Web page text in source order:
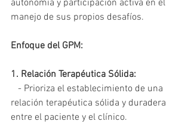
autonomía y participación activa en el
manejo de sus propios desafíos.
Enfoque del GPM:
1. Relación Terapéutica Sólida:
relación terapéutica sólida y duradera
entre el paciente y el clínico.